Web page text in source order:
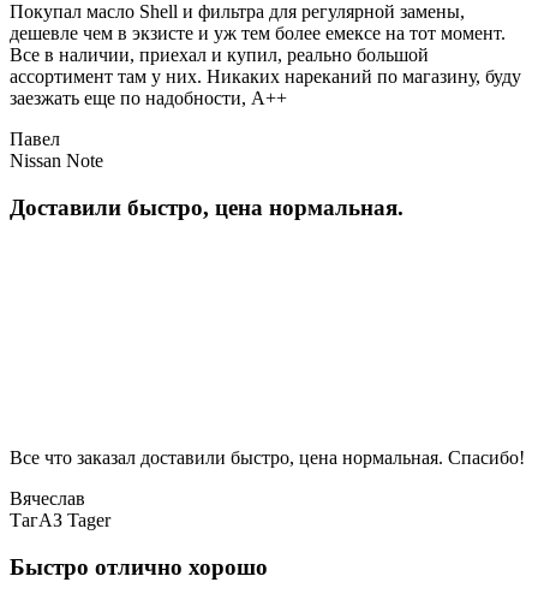
Покупал масло Shell и фильтра для регулярной замены,
дешевле чем в экзисте и уж тем более емексе на тот момент.
Все в наличии, приехал и купил, реально большой
ассортимент там у них. Никаких нареканий по магазину, буду
заезжать еще по надобности, A++
Павел
Nissan Note
Доставили быстро, цена нормальная.
Все что заказал доставили быстро, цена нормальная. Спасибо!
Вячеслав
ТагАЗ Tager
Быстро отлично хорошо